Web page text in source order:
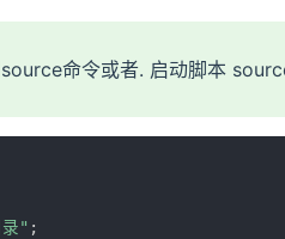
命令或者. 启动脚本
" ;